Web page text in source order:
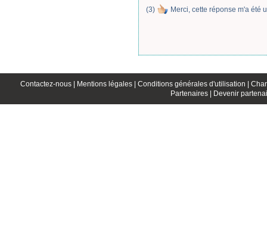
(3) Merci, cette réponse m'a été
Contactez-nous | Mentions légales | Conditions générales d'utilisation |
Partenaires |
Devenir